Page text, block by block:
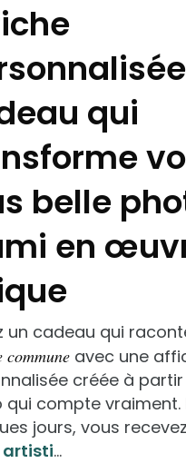
qui
belle
en
un cadeau qui
commune avec une
créée à
qui compte vraiment.
jours, vous
artisti…